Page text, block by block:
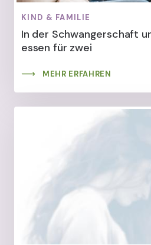
KIND & FAMILIE
In der Schwangerschaft
essen für zwei
MEHR ERFAHREN